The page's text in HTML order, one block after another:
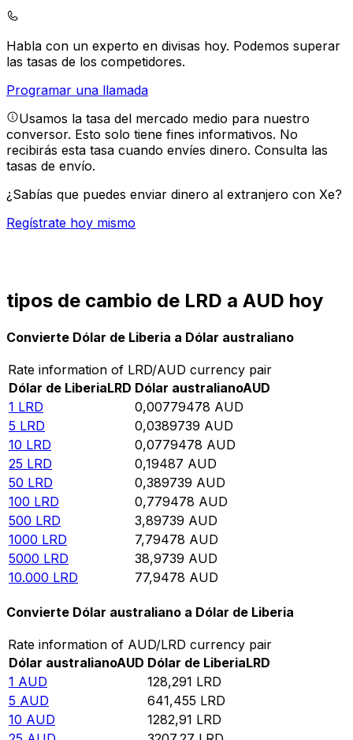
Habla con un experto en divisas hoy. Podemos superar
las tasas de los competidores.
Programar una llamada
Usamos la tasa del mercado medio para nuestro
conversor. Esto solo tiene fines informativos. No
recibirás esta tasa cuando envíes dinero. Consulta las
tasas de envío.
¿Sabías que puedes enviar dinero al extranjero con Xe?
Regístrate hoy mismo
tipos de cambio de LRD a AUD hoy
Convierte Dólar de Liberia a Dólar australiano
Rate information of LRD/AUD currency pair
Dólar de LiberiaLRD Dólar australianoAUD
1 LRD 0,00779478 AUD
5 LRD 0,0389739 AUD
10 LRD 0,0779478 AUD
25 LRD 0,19487 AUD
50 LRD 0,389739 AUD
100 LRD 0,779478 AUD
500 LRD 3,89739 AUD
1000 LRD 7,79478 AUD
5000 LRD 38,9739 AUD
10.000 LRD 77,9478 AUD
Convierte Dólar australiano a Dólar de Liberia
Rate information of AUD/LRD currency pair
Dólar australianoAUD Dólar de LiberiaLRD
1 AUD 128,291 LRD
5 AUD 641,455 LRD
10 AUD 1282,91 LRD